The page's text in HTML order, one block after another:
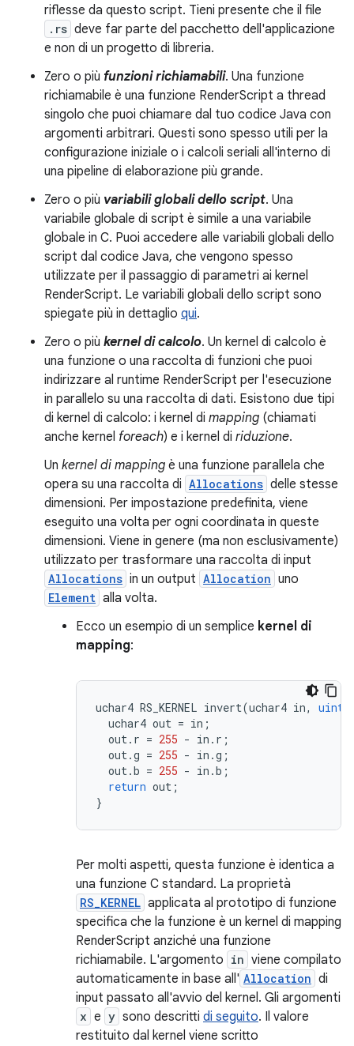
riflesse da questo script. Tieni presente che il file
.rs deve far parte del pacchetto dell'applicazione
e non di un progetto di libreria.
Zero o più funzioni richiamabili. Una funzione
richiamabile è una funzione RenderScript a thread
singolo che puoi chiamare dal tuo codice Java con
argomenti arbitrari. Questi sono spesso utili per la
configurazione iniziale o i calcoli seriali all'interno di
una pipeline di elaborazione più grande.
Zero o più variabili globali dello script. Una
variabile globale di script è simile a una variabile
globale in C. Puoi accedere alle variabili globali dello
script dal codice Java, che vengono spesso
utilizzate per il passaggio di parametri ai kernel
RenderScript. Le variabili globali dello script sono
spiegate più in dettaglio qui.
Zero o più kernel di calcolo. Un kernel di calcolo è
una funzione o una raccolta di funzioni che puoi
indirizzare al runtime RenderScript per l'esecuzione
in parallelo su una raccolta di dati. Esistono due tipi
di kernel di calcolo: i kernel di mapping (chiamati
anche kernel foreach) e i kernel di riduzione.
Un kernel di mapping è una funzione parallela che
opera su una raccolta di Allocations delle stesse
dimensioni. Per impostazione predefinita, viene
eseguito una volta per ogni coordinata in queste
dimensioni. Viene in genere (ma non esclusivamente)
utilizzato per trasformare una raccolta di input
Allocations in un output Allocation uno
Element alla volta.
Ecco un esempio di un semplice kernel di
mapping:
uchar4 RS_KERNEL invert(uchar4 in,
uchar4 out = in ;
out. r = 255 - in . r ;
out.g = 255 - in .g ;
out.b = 255 - in .b ;
return out ;
}
Per molti aspetti, questa funzione è identica a
una funzione C standard. La proprietà
RS_KERNEL applicata al prototipo di funzione
specifica che la funzione è un kernel di mapping
RenderScript anziché una funzione
richiamabile. L'argomento in viene compilato
automaticamente in base all' Allocation di
input passato all'avvio del kernel. Gli argomenti
x e y sono descritti di seguito. Il valore
restituito dal kernel viene scritto